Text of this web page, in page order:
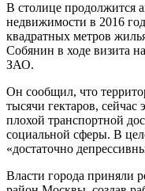
В столице продолжится
недвижимости в 2016
квадратных метров
Собянин в ходе визита
ЗАО.
Он сообщил, что
тысячи гектаров, сейчас
плохой транспортной
социальной сферы. В
«достаточно
Власти города приняли